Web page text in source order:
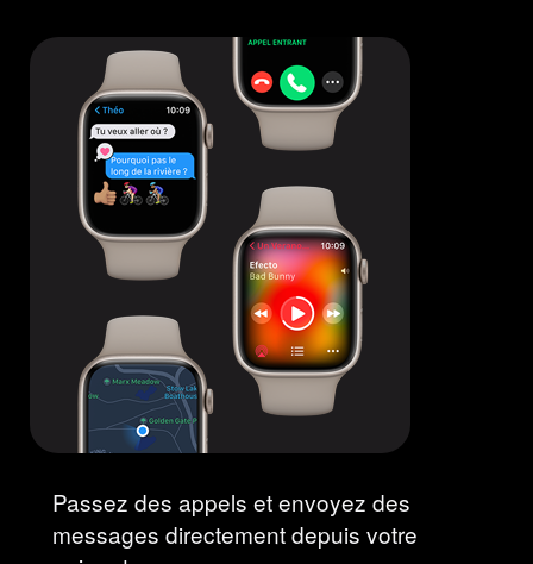
Passez des appels et envoyez des
messages directement depuis votre